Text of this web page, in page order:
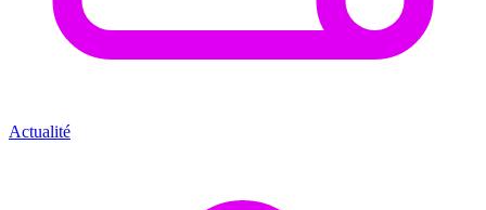
Actualité